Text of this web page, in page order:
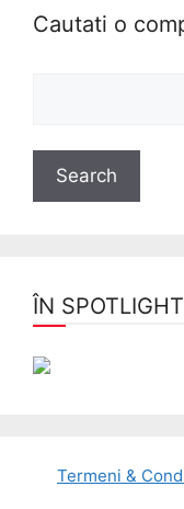
Cautati o
ÎN SPOTLIGHT
Termeni &